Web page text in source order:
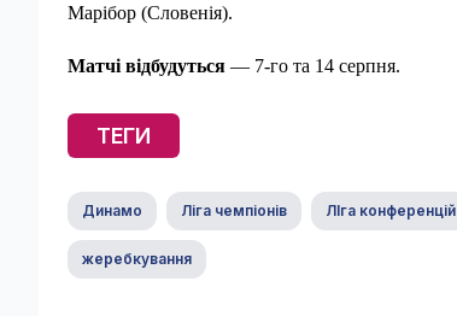
Марібор (Словенія).
Матчі відбудуться — 7-го та 14 серпня.
ТЕГИ
Динамо Ліга чемпіонів ЛІга конференцій
жеребкування